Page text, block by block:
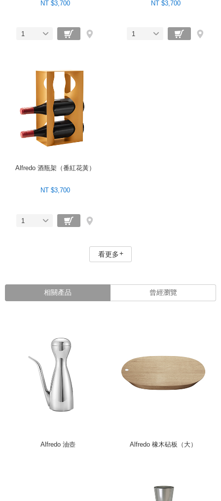
NT $3,700
1
NT $3,700
1
Alfredo 酒瓶架（番紅花黃）
NT $3,700
1
看更多
相關產品 曾經瀏覽
Alfredo 油壺 Alfredo 橡木砧板（大）